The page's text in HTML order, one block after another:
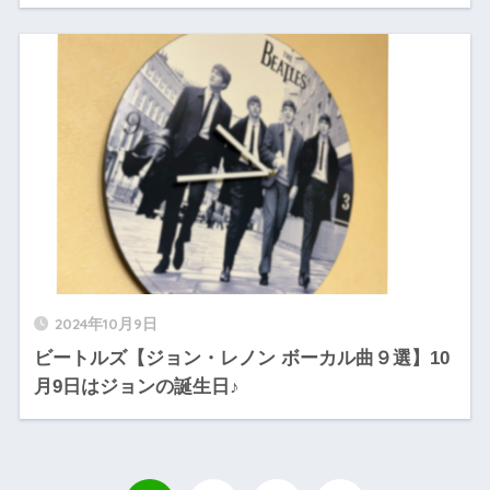
2024年10月9日
ビートルズ【ジョン・レノン ボーカル曲９選】10
月9日はジョンの誕生日♪